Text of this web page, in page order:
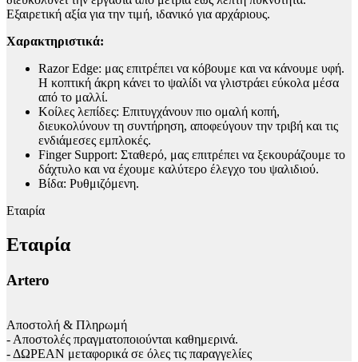
Εξαιρετική αξία για την τιμή, ιδανικό για αρχάριους.
Χαρακτηριστικά:
Razor Edge: μας επιτρέπει να κόβουμε και να κάνουμε υφή.
Η κοπτική άκρη κάνει το ψαλίδι να γλιστράει εύκολα μέσα
από το μαλλί.
Κοίλες λεπίδες: Επιτυγχάνουν πιο ομαλή κοπή,
διευκολύνουν τη συντήρηση, αποφεύγουν την τριβή και τις
ενδιάμεσες εμπλοκές.
Finger Support: Σταθερό, μας επιτρέπει να ξεκουράζουμε το
δάχτυλο και να έχουμε καλύτερο έλεγχο του ψαλιδιού.
Βίδα: Ρυθμιζόμενη.
Εταιρία
Εταιρία
Artero
Αποστολή & Πληρωμή
- Αποστολές πραγματοποιούνται καθημερινά.
- ΔΩΡΕΑΝ μεταφορικά σε όλες τις παραγγελίες